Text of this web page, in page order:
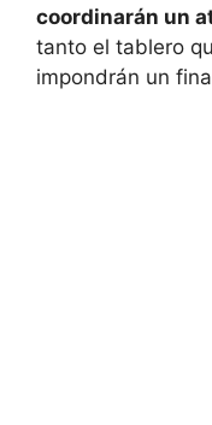
coordinarán un
tanto el tablero
impondrán un